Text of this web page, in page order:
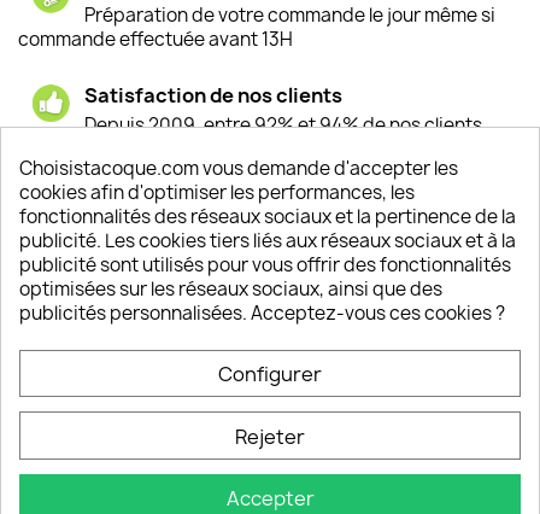
Préparation de votre commande le jour même si
commande effectuée avant 13H
Satisfaction de nos clients
Depuis 2009, entre 92% et 94% de nos clients
Un SAV à votre écoute
Notre SAV est disponible 6/7J de 10h à 18H
INFORMATIONS 
VOTRE COMPTE 
Choisistacoque.com vous demande d'accepter les
cookies afin d'optimiser les performances, les
fonctionnalités des réseaux sociaux et la pertinence de la
publicité. Les cookies tiers liés aux réseaux sociaux et à la
publicité sont utilisés pour vous offrir des fonctionnalités
optimisées sur les réseaux sociaux, ainsi que des
publicités personnalisées. Acceptez-vous ces cookies ?
Configurer
Rejeter
Accepter